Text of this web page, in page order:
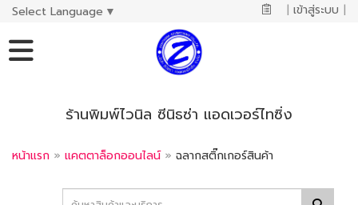
Select Language ▼ | เข้าสู่ระบบ |
ร้านพิมพ์ไวนิล ซีนิธซ่า แอดเวอร์ไทซิ่ง
หน้าแรก » แคตตาล็อกออนไลน์ » ฉลากสติ๊กเกอร์สินค้า